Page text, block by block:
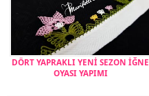
DÖRT YAPRAKLI YENİ SEZON İĞNE
OYASI YAPIMI